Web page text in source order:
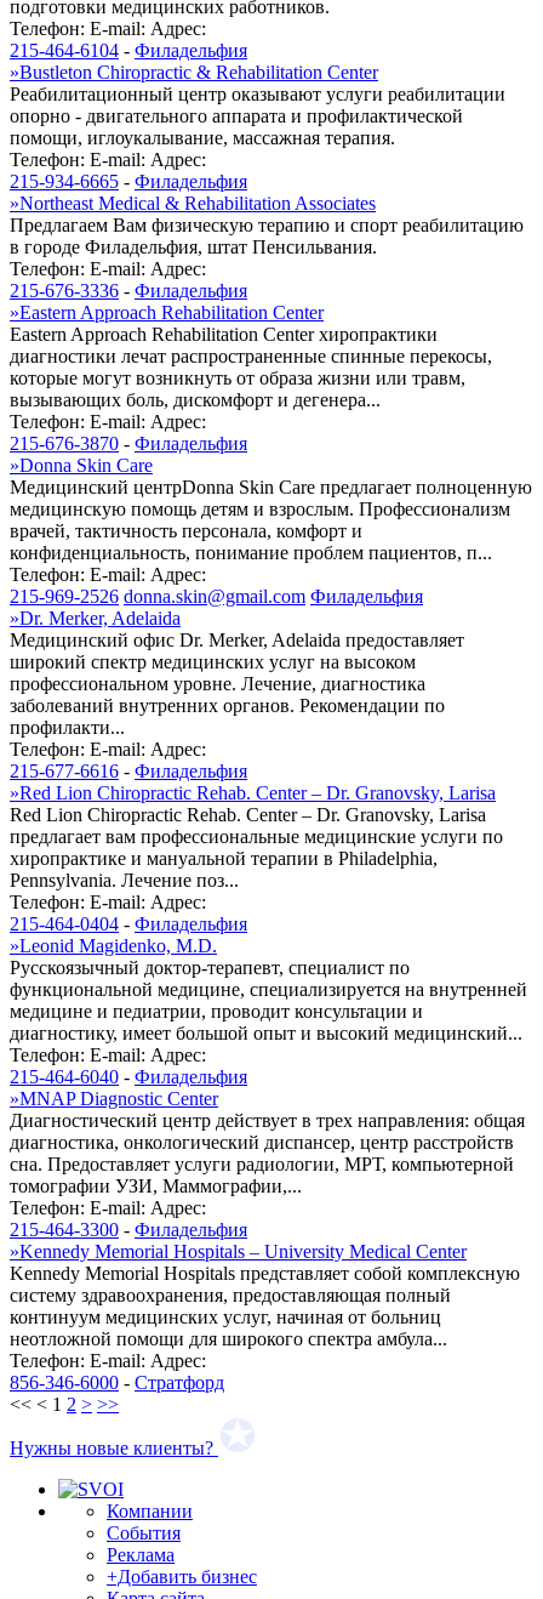
подготовки медицинских работников.
Телефон: E-mail: Адрес:
215-464-6104 - Филадельфия
»Bustleton Chiropractic & Rehabilitation Center
Реабилитационный центр оказывают услуги реабилитации
опорно - двигательного аппарата и профилактической
помощи, иглоукалывание, массажная терапия.
Телефон: E-mail: Адрес:
215-934-6665 - Филадельфия
»Northeast Medical & Rehabilitation Associates
Предлагаем Вам физическую терапию и спорт реабилитацию
в городе Филадельфия, штат Пенсильвания.
Телефон: E-mail: Адрес:
215-676-3336 - Филадельфия
»Eastern Approach Rehabilitation Center
Eastern Approach Rehabilitation Center хиропрактики
диагностики лечат распространенные спинные перекосы,
которые могут возникнуть от образа жизни или травм,
вызывающих боль, дискомфорт и дегенера...
Телефон: E-mail: Адрес:
215-676-3870 - Филадельфия
»Donna Skin Care
Медицинский центрDonna Skin Care предлагает полноценную
медицинскую помощь детям и взрослым. Профессионализм
врачей, тактичность персонала, комфорт и
конфиденциальность, понимание проблем пациентов, п...
Телефон: E-mail: Адрес:
215-969-2526 donna.skin@gmail.com Филадельфия
»Dr. Merker, Adelaida
Медицинский офис Dr. Merker, Adelaida предоставляет
широкий спектр медицинских услуг на высоком
профессиональном уровне. Лечение, диагностика
заболеваний внутренних органов. Рекомендации по
профилакти...
Телефон: E-mail: Адрес:
215-677-6616 - Филадельфия
»Red Lion Chiropractic Rehab. Center – Dr. Granovsky, Larisa
Red Lion Chiropractic Rehab. Center – Dr. Granovsky, Larisa
предлагает вам профессиональные медицинские услуги по
хиропрактике и мануальной терапии в Philadelphia,
Pennsylvania. Лечение поз...
Телефон: E-mail: Адрес:
215-464-0404 - Филадельфия
»Leonid Magidenko, M.D.
Русскоязычный доктор-терапевт, специалист по
функциональной медицине, специализируется на внутренней
медицине и педиатрии, проводит консультации и
диагностику, имеет большой опыт и высокий медицинский...
Телефон: E-mail: Адрес:
215-464-6040 - Филадельфия
»MNAP Diagnostic Center
Диагностический центр действует в трех направления: общая
диагностика, онкологический диспансер, центр расстройств
сна. Предоставляет услуги радиологии, МРТ, компьютерной
томографии УЗИ, Маммографии,...
Телефон: E-mail: Адрес:
215-464-3300 - Филадельфия
»Kennedy Memorial Hospitals – University Medical Center
Kennedy Memorial Hospitals представляет собой комплексную
систему здравоохранения, предоставляющая полный
континуум медицинских услуг, начиная от больниц
неотложной помощи для широкого спектра амбула...
Телефон: E-mail: Адрес:
856-346-6000 - Стратфорд
<< < 1 2 > >>
Нужны новые клиенты?
Компании
События
Реклама
+Добавить бизнес